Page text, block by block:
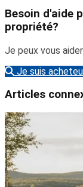
Besoin d'aide
propriété?
Je peux vous
Je suis
Articles